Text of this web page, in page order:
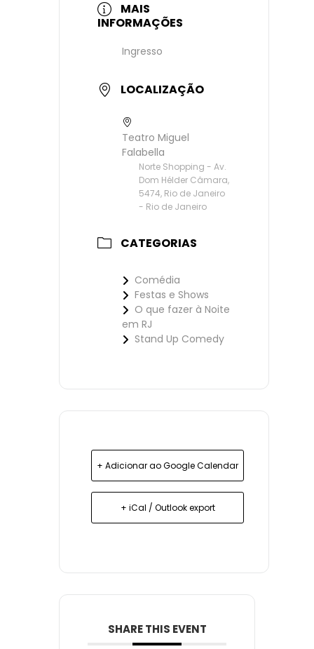
MAIS
INFORMAÇÕES
Ingresso
LOCALIZAÇÃO
Teatro Miguel
Falabella
Norte Shopping - Av.
Dom Hélder Câmara,
5474, Rio de Janeiro
- Rio de Janeiro
CATEGORIAS
Comédia
Festas e Shows
O que fazer à Noite
em RJ
Stand Up Comedy
+ Adicionar ao Google Calendar
+ iCal / Outlook export
SHARE THIS EVENT